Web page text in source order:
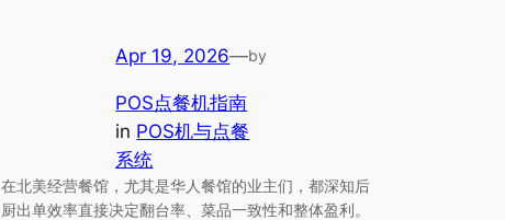
Apr 19, 2026—by
POS点餐机指南
in POS机与点餐
系统
在北美经营餐馆，尤其是华人餐馆的业主们，都深知后
厨出单效率直接决定翻台率、菜品一致性和整体盈利。